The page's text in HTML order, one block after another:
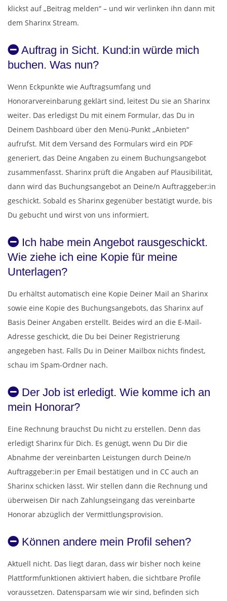
klickst auf „Beitrag melden“ – und wir verlinken ihn dann mit
dem Sharinx Stream.
Auftrag in Sicht. Kund:in würde mich
buchen. Was nun?
Wenn Eckpunkte wie Auftragsumfang und
Honorarvereinbarung geklärt sind, leitest Du sie an Sharinx
weiter. Das erledigst Du mit einem Formular, das Du in
Deinem Dashboard über den Menü-Punkt „Anbieten“
aufrufst. Mit dem Versand des Formulars wird ein PDF
generiert, das Deine Angaben zu einem Buchungsangebot
zusammenfasst. Sharinx prüft die Angaben auf Plausibilität,
dann wird das Buchungsangebot an Deine/n Auftraggeber:in
geschickt. Sobald es Sharinx gegenüber bestätigt wurde, bis
Du gebucht und wirst von uns informiert.
Ich habe mein Angebot rausgeschickt.
Wie ziehe ich eine Kopie für meine
Unterlagen?
Du erhältst automatisch eine Kopie Deiner Mail an Sharinx
sowie eine Kopie des Buchungsangebots, das Sharinx auf
Basis Deiner Angaben erstellt. Beides wird an die E-Mail-
Adresse geschickt, die Du bei Deiner Registrierung
angegeben hast. Falls Du in Deiner Mailbox nichts findest,
schau im Spam-Ordner nach.
Der Job ist erledigt. Wie komme ich an
mein Honorar?
Eine Rechnung brauchst Du nicht zu erstellen. Denn das
erledigt Sharinx für Dich. Es genügt, wenn Du Dir die
Abnahme der vereinbarten Leistungen durch Deine/n
Auftraggeber:in per Email bestätigen und in CC auch an
Sharinx schicken lässt. Wir stellen dann die Rechnung und
überweisen Dir nach Zahlungseingang das vereinbarte
Honorar abzüglich der Vermittlungsprovision.
Können andere mein Profil sehen?
Aktuell nicht. Das liegt daran, dass wir bisher noch keine
Plattformfunktionen aktiviert haben, die sichtbare Profile
voraussetzen. Datensparsam wie wir sind, befinden sich